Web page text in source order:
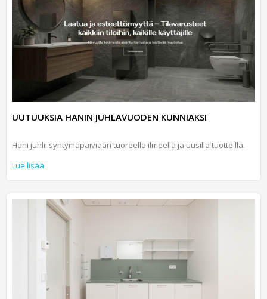
UUTUUKSIA HANIN JUHLAVUODEN KUNNIAKSI
Hani juhlii syntymäpäiviään tuoreella ilmeellä ja uusilla tuotteilla.
Lue lisää